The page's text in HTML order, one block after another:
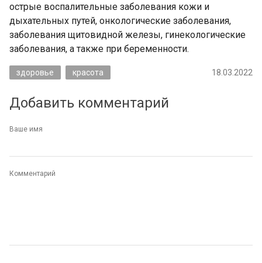
острые воспалительные заболевания кожи и
дыхательных путей, онкологические заболевания,
заболевания щитовидной железы, гинекологические
заболевания, а также при беременности.
здоровье красота 18.03.2022
Добавить комментарий
Ваше имя
Комментарий